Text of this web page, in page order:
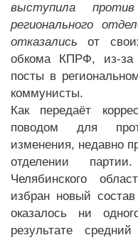
выступила
регионального
отказалисьот
обкома КПРФ, из-за
посты в
коммунисты.
Как передаёт
поводом для
изменения, недавно
отделении
Челябинского
избран новый
оказалось ни
результате